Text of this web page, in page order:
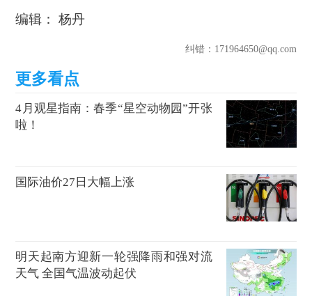
编辑： 杨丹
纠错：171964650@qq.com
4月观星指南：春季“星空动物园”开张
啦！
国际油价27日大幅上涨
明天起南方迎新一轮强降雨和强对流
天气 全国气温波动起伏